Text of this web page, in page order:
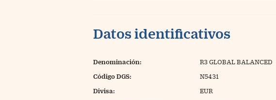
Datos identificativos
Denominación: R3 GLOBAL BALANCED
Código DGS: N5431
Divisa: EUR